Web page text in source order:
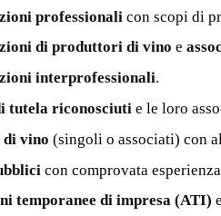
professionali con scopi di
di produttori di vino e
interprofessionali.
tutela riconosciuti e le loro
vino (singoli o associati) con
con comprovata
temporanee di impresa (ATI)